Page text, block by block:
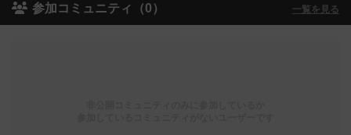
参加コミュニティ（0） 一覧を見る